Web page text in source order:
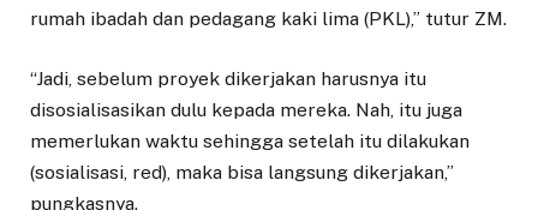
rumah ibadah dan pedagang kaki lima (PKL),” tutur ZM.
“Jadi, sebelum proyek dikerjakan harusnya itu
disosialisasikan dulu kepada mereka. Nah, itu juga
memerlukan waktu sehingga setelah itu dilakukan
(sosialisasi, red), maka bisa langsung dikerjakan,”
pungkasnya.